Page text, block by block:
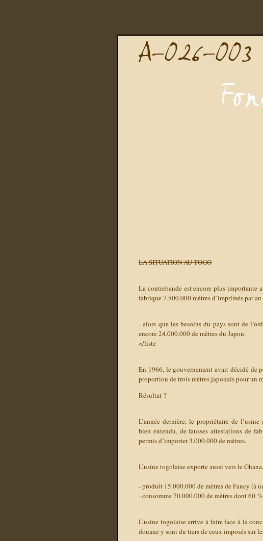
LA SITUATION AU TOGO
La contrebande est encore plus importante
fabrique 7.500.000 mètres d’imprimés par an
- alors que les besoins du pays sont de
encore 24.000.000 de mètres du Japon.
</liste
En 1966, le gouvernement avait décidé de
proportion de trois mètres japonais pour un
Résultat ?
L’année dernière, le propriétaire de
bien entendu, de fausses attestations de
permis d’importer 3.000.000 de mètres.
L’usine togolaise exporte aussi vers le
- produit 15.000.000 de mètres de Fancy (à
- consomme 70.000.000 de mètres dont 60
L’usine togolaise arrive à faire face à la
douane y sont du tiers de ceux imposés sur